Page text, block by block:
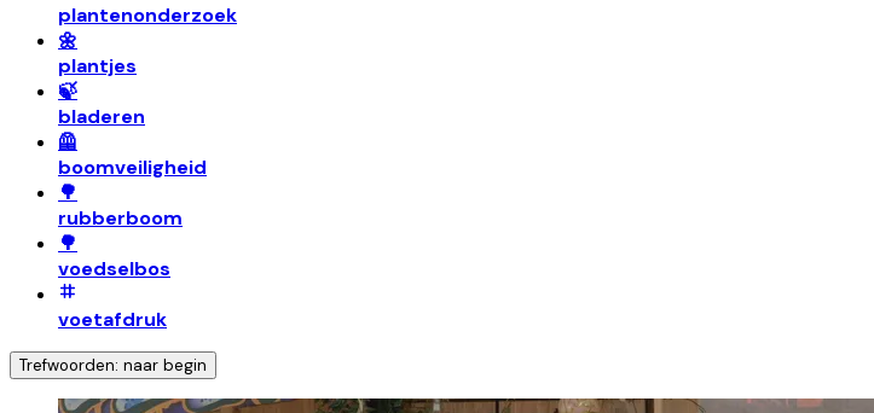
plantenonderzoek
🌼
plantjes
🍃
bladeren
🦺
boomveiligheid
🌳
rubberboom
🌳
voedselbos
voetafdruk
Trefwoorden: naar begin